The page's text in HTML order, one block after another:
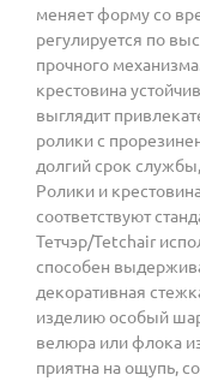
меняет форму со
регулируется по
прочного
крестовина
выглядит
ролики с
долгий срок
Ролики и
соответствуют
Тетчэр/Tetchair
способен
декоративная
изделию особый
велюра или флока
приятна на ощупь,